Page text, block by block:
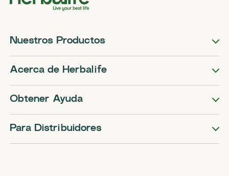
Nuestros Productos
Acerca de Herbalife
Obtener Ayuda
Para Distribuidores